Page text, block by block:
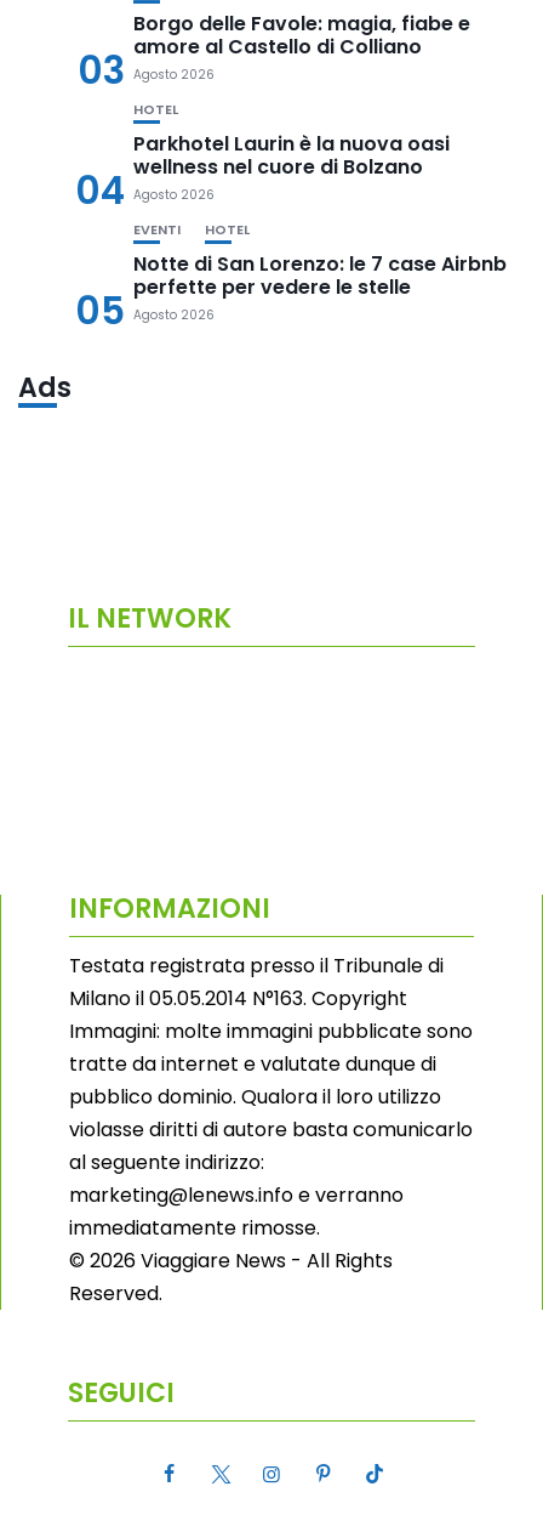
03
Borgo delle Favole: magia, fiabe e
amore al Castello di Colliano
Agosto 2026
04
HOTEL
Parkhotel Laurin è la nuova oasi
wellness nel cuore di Bolzano
Agosto 2026
05
EVENTI HOTEL
Notte di San Lorenzo: le 7 case Airbnb
perfette per vedere le stelle
Agosto 2026
Ads
IL NETWORK
INFORMAZIONI
Testata registrata presso il Tribunale di
Milano il 05.05.2014 N°163. Copyright
Immagini: molte immagini pubblicate sono
tratte da internet e valutate dunque di
pubblico dominio. Qualora il loro utilizzo
violasse diritti di autore basta comunicarlo
al seguente indirizzo:
marketing@lenews.info e verranno
immediatamente rimosse.
© 2026 Viaggiare News - All Rights
Reserved.
SEGUICI